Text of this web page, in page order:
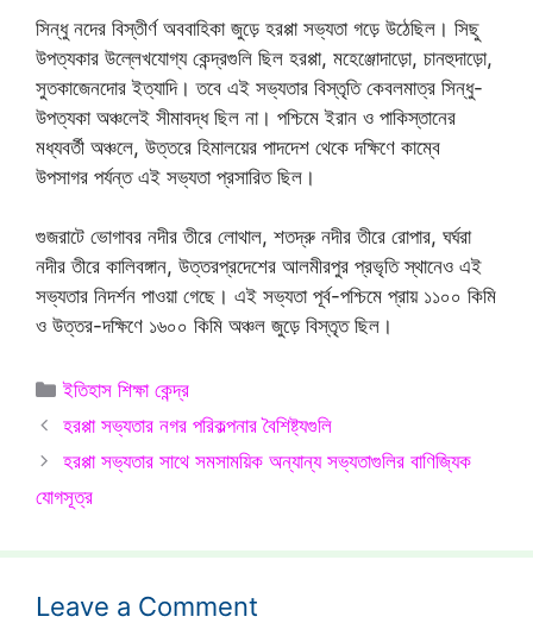
সিন্ধু নদের বিস্তীর্ণ অববাহিকা জুড়ে হরপ্পা সভ্যতা গড়ে উঠেছিল। সিছু
উপত্যকার উল্লেখযোগ্য কেন্দ্রগুলি ছিল হরপ্পা, মহেঞ্জোদাড়ো, চানহুদাড়ো,
সুতকাজেনদোর ইত্যাদি। তবে এই সভ্যতার বিস্তৃতি কেবলমাত্র সিন্ধু-
উপত্যকা অঞ্চলেই সীমাবদ্ধ ছিল না। পশ্চিমে ইরান ও পাকিস্তানের
মধ্যবর্তী অঞ্চলে, উত্তরে হিমালয়ের পাদদেশ থেকে দক্ষিণে কাম্বে
উপসাগর পর্যন্ত এই সভ্যতা প্রসারিত ছিল।
গুজরাটে ভোগাবর নদীর তীরে লোথাল, শতদ্রু নদীর তীরে রোপার, ঘর্ঘরা
নদীর তীরে কালিবঙ্গান, উত্তরপ্রদেশের আলমীরপুর প্রভৃতি স্থানেও এই
সভ্যতার নিদর্শন পাওয়া গেছে। এই সভ্যতা পূর্ব-পশ্চিমে প্রায় ১১০০ কিমি
ও উত্তর-দক্ষিণে ১৬০০ কিমি অঞ্চল জুড়ে বিস্তৃত ছিল।
Categories
ইতিহাস শিক্ষা কেন্দ্র
হরপ্পা সভ্যতার নগর পরিকল্পনার বৈশিষ্ট্যগুলি
হরপ্পা সভ্যতার সাথে সমসাময়িক অন্যান্য সভ্যতাগুলির বাণিজ্যিক
যোগসূত্র
Leave a Comment